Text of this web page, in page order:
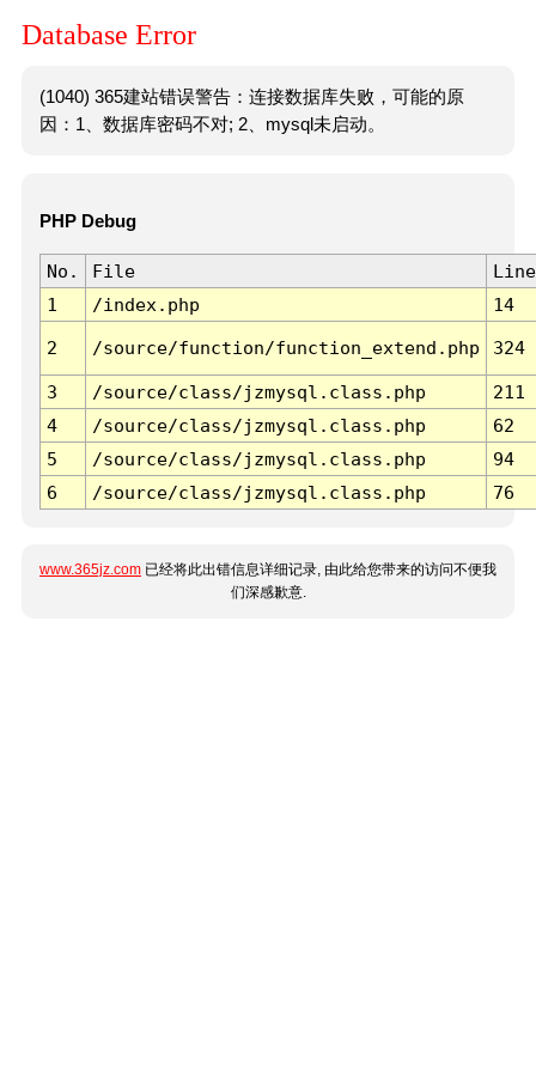
Database Error
(1040) 365建站错误警告：连接数据库失败，可能的原
因：1、数据库密码不对; 2、mysql未启动。
PHP Debug
No. File
Line
1
/index.php 14
2 /source/function/function_extend.php 324
3 /source/class/jzmysql.class.php
211
4
/source/class/jzmysql.class.php
62
5
/source/class/jzmysql.class.php
94
6
/source/class/jzmysql.class.php 76
www.365jz.com 已经将此出错信息详细记录, 由此给您带来的访问不便我
们深感歉意.